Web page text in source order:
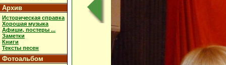
Архив
Историческая справка
Хорошая музыка
Афиши, постеры ...
Заметки
Книги
Тексты песен
Фотоальбом